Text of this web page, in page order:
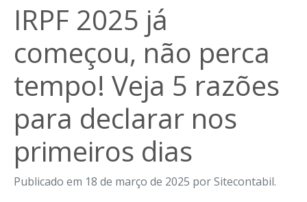
IRPF 2025 já
começou, não perca
tempo! Veja 5 razões
para declarar nos
primeiros dias
Publicado em 18 de março de 2025 por Sitecontabil.